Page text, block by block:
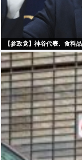
【参政党】神谷代表、食料